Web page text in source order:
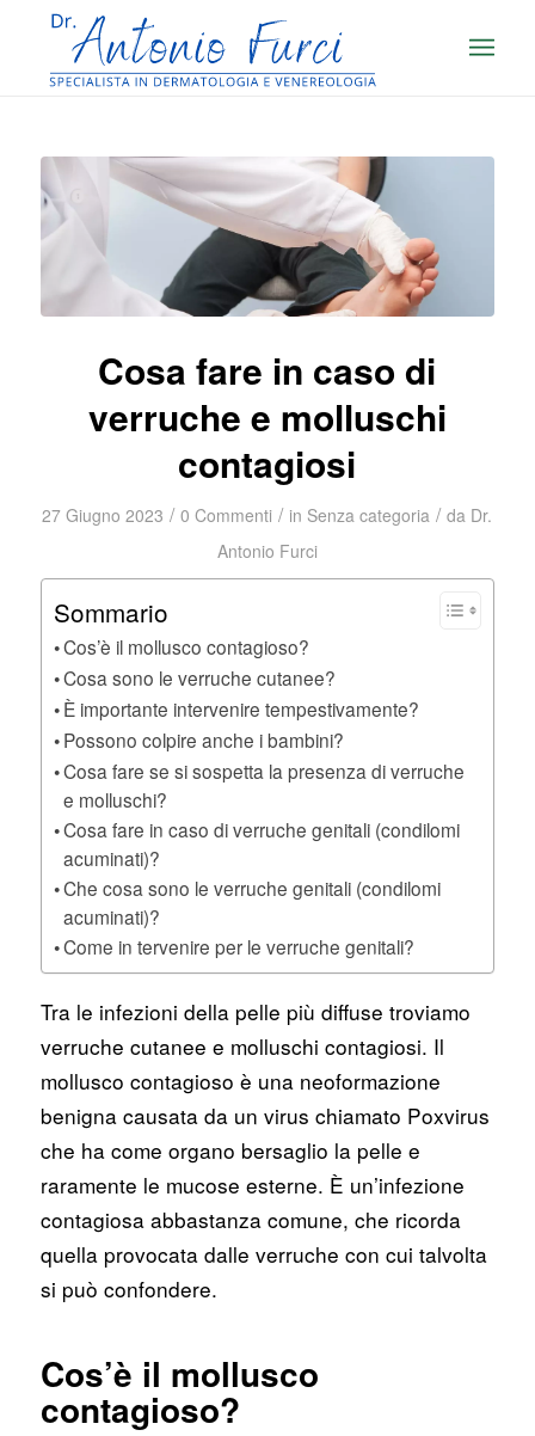
Cosa fare in caso di
verruche e molluschi
contagiosi
27 Giugno 2023 / 0 Commenti / in Senza categoria / da Dr.
Antonio Furci
Sommario
Cos’è il mollusco contagioso?
Cosa sono le verruche cutanee?
È importante intervenire tempestivamente?
Possono colpire anche i bambini?
Cosa fare se si sospetta la presenza di verruche
e molluschi?
Cosa fare in caso di verruche genitali (condilomi
acuminati)?
Che cosa sono le verruche genitali (condilomi
acuminati)?
Come in tervenire per le verruche genitali?
Tra le infezioni della pelle più diffuse troviamo
verruche cutanee e molluschi contagiosi. Il
mollusco contagioso è una neoformazione
benigna causata da un virus chiamato Poxvirus
che ha come organo bersaglio la pelle e
raramente le mucose esterne. È un’infezione
contagiosa abbastanza comune, che ricorda
quella provocata dalle verruche con cui talvolta
si può confondere.
Cos’è il mollusco
contagioso?